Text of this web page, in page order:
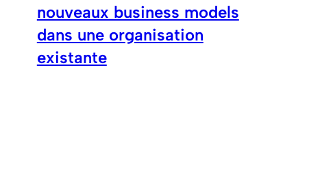
nouveaux business models
dans une organisation
existante